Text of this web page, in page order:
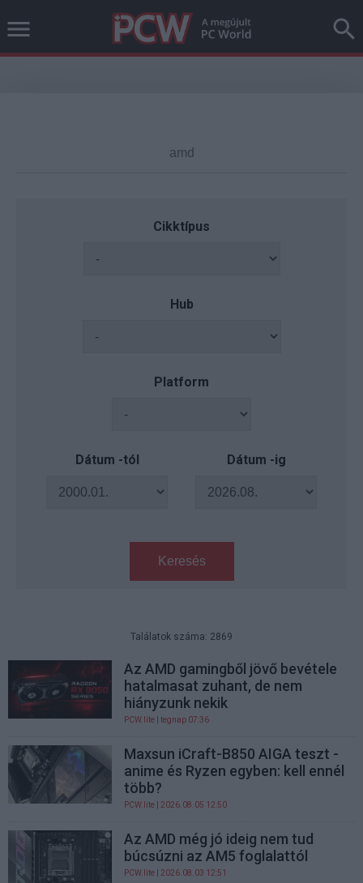
Cikktípus
Hub
Platform
Dátum -tól Dátum -ig
Keresés
Találatok száma: 2869
Az AMD gamingből jövő bevétele
hatalmasat zuhant, de nem
hiányzunk nekik
PCW.lite | tegnap 07:36
Maxsun iCraft-B850 AIGA teszt -
anime és Ryzen egyben: kell ennél
több?
PCW.lite | 2026.08.05 12:50
Az AMD még jó ideig nem tud
búcsúzni az AM5 foglalattól
PCW.lite | 2026.08.03 12:51